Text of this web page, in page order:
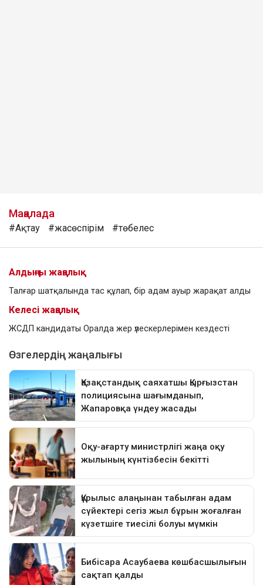
Мақалада
#Ақтау #жасөспірім #төбелес
Алдыңғы жаңалық
Талғар шатқалында тас құлап, бір адам ауыр жарақат алды
Келесі жаңалық
ЖСДП кандидаты Оралда жер үлескерлерімен кездесті